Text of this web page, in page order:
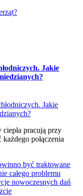
Jakie
pracują przy
połączenia
być traktowane
całego problemu
nowoczesnych dań